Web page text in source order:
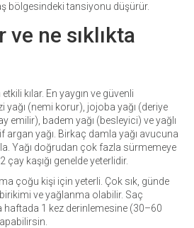
bölgesindeki tansiyonu düşürür.
ne sıklıkta
kılar. En yaygın ve güvenli
yağı (nemi korur), jojoba yağı (deriye
emilir), badem yağı (besleyici) ve yağlı
yağı. Birkaç damla yağı avucuna
Yağı doğrudan çok fazla sürmemeye
kaşığı genelde yeterlidir.
çoğu kişi için yeterli. Çok sık, günde
ve yağlanma olabilir. Saç
1 kez derinlemesine (30–60